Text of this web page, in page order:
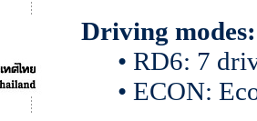
Driving modes:
• RD6: 7
• ECON: